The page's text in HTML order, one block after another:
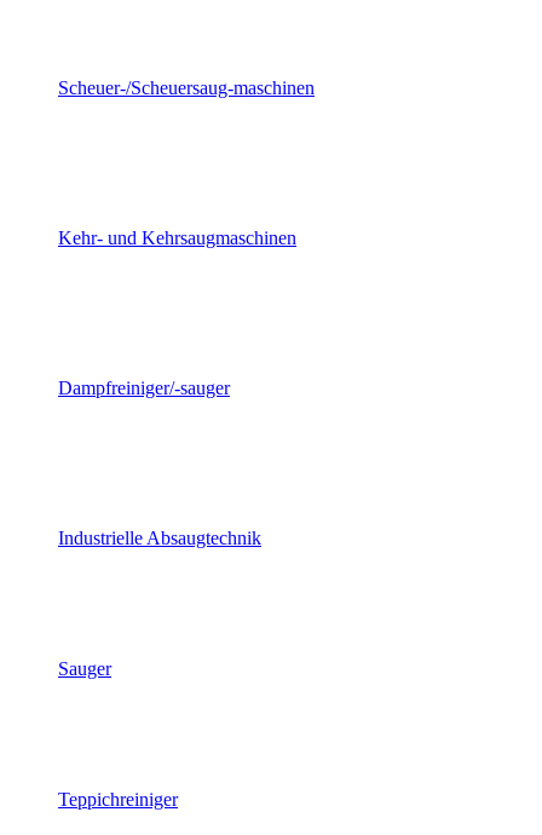
Scheuer-/Scheuersaug-maschinen
Kehr- und Kehrsaugmaschinen
Dampfreiniger/-sauger
Industrielle Absaugtechnik
Sauger
Teppichreiniger